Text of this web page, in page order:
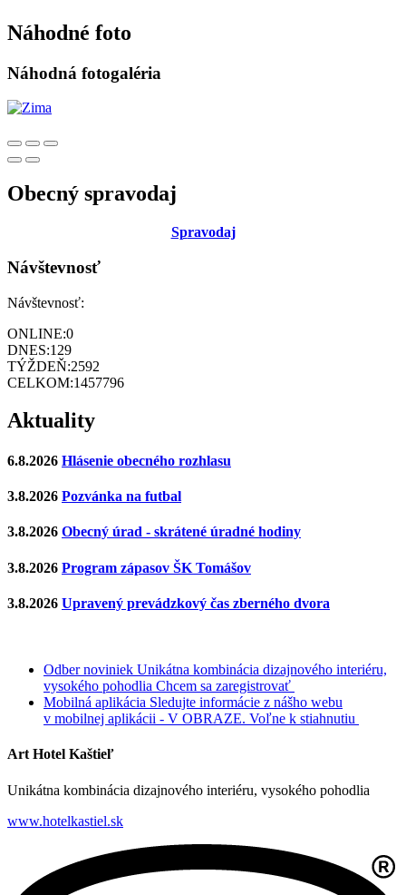
Náhodné foto
Náhodná fotogaléria
Obecný spravodaj
Spravodaj
Návštevnosť
Návštevnosť:
ONLINE:0
DNES:129
TÝŽDEŇ:2592
CELKOM:1457796
Aktuality
6.8.2026 Hlásenie obecného rozhlasu
3.8.2026 Pozvánka na futbal
3.8.2026 Obecný úrad - skrátené úradné hodiny
3.8.2026 Program zápasov ŠK Tomášov
3.8.2026 Upravený prevádzkový čas zberného dvora
Odber noviniek Unikátna kombinácia dizajnového interiéru,
vysokého pohodlia Chcem sa zaregistrovať
Mobilná aplikácia Sledujte informácie z nášho webu
v mobilnej aplikácii - V OBRAZE. Voľne k stiahnutiu
Art Hotel Kaštieľ
Unikátna kombinácia dizajnového interiéru, vysokého pohodlia
www.hotelkastiel.sk